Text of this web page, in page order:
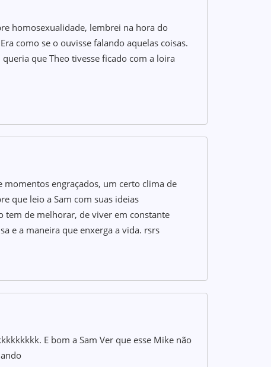
homosexualidade, lembrei na hora do
como se o ouvisse falando aquelas coisas.
que Theo tivesse ficado com a loira
momentos engraçados, um certo clima de
que leio a Sam com suas ideias
tem de melhorar, de viver em constante
e a maneira que enxerga a vida. rsrs
E bom a Sam Ver que esse Mike não